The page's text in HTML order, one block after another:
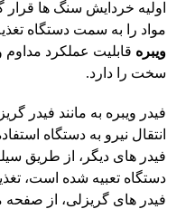
اولیه خردایش سنگ ها قرار
مواد را به سمت دستگاه
ویبره قابلیت عملکرد
سخت را دارد.
فیدر ویبره به مانند فیدر
انتقال نیرو به دستگاه
فیدر های دیگر، از طریق
دستگاه تعبیه شده است،
فیدر های گریزلی، از